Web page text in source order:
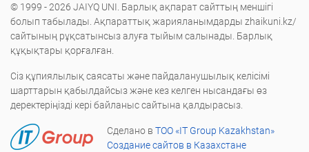
© 1999 - 2026 JAIYQ UNI. Барлық ақпарат сайттың меншігі
болып табылады. Ақпараттық жарияланымдарды zhaikuni.kz/
сайтының рұқсатынсыз алуға тыйым салынады. Барлық
құқықтары қорғалған.
Сіз құпиялылық саясаты және пайдаланушылық келісімі
шарттарын қабылдайсыз және кез келген нысандағы өз
деректеріңізді кері байланыс сайтына қалдырасыз.
Сделано в ТОО «IT Group Kazakhstan»
Создание сайтов в Казахстане